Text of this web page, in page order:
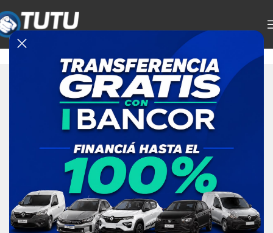
Vehículos Kia Sportage EX 2.0N 4X2 AT 2018